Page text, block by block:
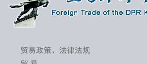
贸易政策、法律法规